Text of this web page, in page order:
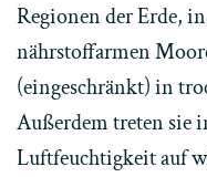
Regionen der Erde,
nährstoffarmen
(eingeschränkt) in
Außerdem treten sie
Luftfeuchtigkeit auf